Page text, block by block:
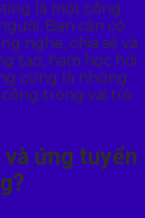
là một công
Bạn cần có
nghe, chia sẻ và
tạo, ham học hỏi
cũng là những
trong vai trò
ứng tuyển